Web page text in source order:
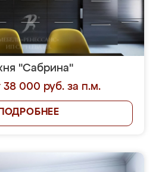
"Сабрина"
38 000 руб. за п.м.
ПОДРОБНЕЕ